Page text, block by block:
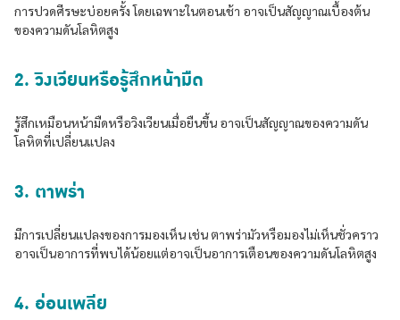
การปวดศีรษะบ่อยครั้ง โดยเฉพาะในตอนเช้า อาจเป็นสัญญาณเบื้องต้น
ของความดันโลหิตสูง
2. วิงเวียนหรือรู้สึกหน้ามืด
รู้สึกเหมือนหน้ามืดหรือวิงเวียนเมื่อยืนขึ้น อาจเป็นสัญญาณของความดัน
โลหิตที่เปลี่ยนแปลง
3. ตาพร่า
มีการเปลี่ยนแปลงของการมองเห็น เช่น ตาพร่ามัวหรือมองไม่เห็นชั่วคราว
อาจเป็นอาการที่พบได้น้อยแต่อาจเป็นอาการเตือนของความดันโลหิตสูง
4. อ่อนเพลีย